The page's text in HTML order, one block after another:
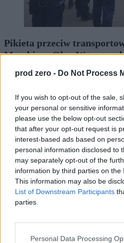
prod zero - Do Not Process
If you wish to opt-out of the sale,
your personal or sensitive
please use the below opt-out
that after your opt-out request is
interest-based ads based on
personal information disclosed to
may separately opt-out of the
information by third parties on the
This information may also be
List of Downstream Participants
parties.
Personal Data Processing
Pikieta przeciw
Morskiego Oka. Wozacy
W sobotę na Palenicy Białczańskiej
twierdząc, że konie są męczone.
wskazują, że zwierzęta są corocznie
regulaminem TPN.
Aleksandra Cieślik
Wczoraj 19:20
4 min
Reklama
Reklama